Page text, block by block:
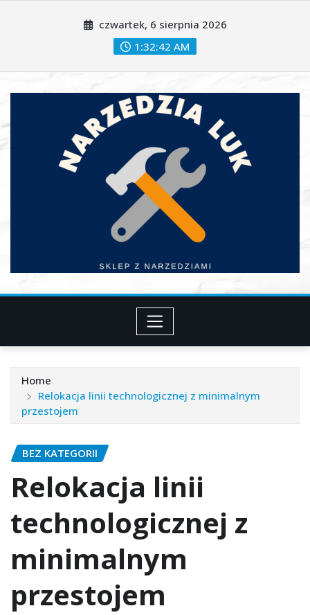
czwartek, 6 sierpnia 2026
1:32:44 AM
Home
Relokacja linii technologicznej z minimalnym
przestojem
BEZ KATEGORII
Relokacja linii
technologicznej z
minimalnym
przestojem